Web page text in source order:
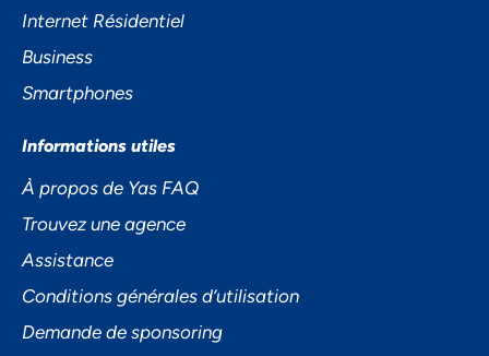
Internet Résidentiel
Business
Smartphones
Informations utiles
À propos de Yas FAQ
Trouvez une agence
Assistance
Conditions générales d’utilisation
Demande de sponsoring
PRIVÉE